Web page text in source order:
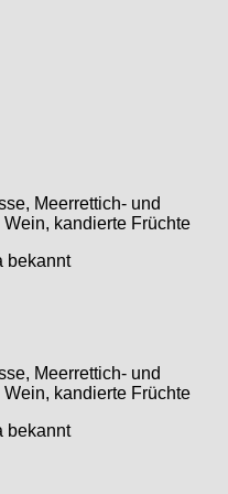
Meerrettich- und
kandierte Früchte
bekannt
Meerrettich- und
kandierte Früchte
bekannt